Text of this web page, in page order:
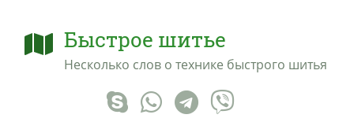
Быстрое шитье
Несколько слов о технике быстрого шитья